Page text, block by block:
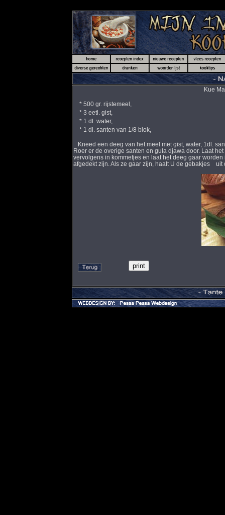
Kue
* 500 gr. rijstemeel,
* 3 eetl. gist,
* 1 dl. water,
* 1 dl. santen van 1/8 blok,
Kneed een deeg van het meel met gist, water, 1dl.
Roer er de overige santen en gula djawa door. Laat
vervolgens in kommetjes en laat het deeg gaar
afgedekt zijn. Als ze gaar zijn, haalt U de gebakjes uit